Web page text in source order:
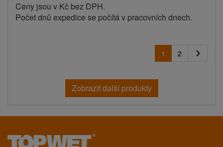
Ceny jsou v Kč bez DPH.
Počet dnů expedice se počítá v pracovních dnech.
1 2
Zobrazit další produkty